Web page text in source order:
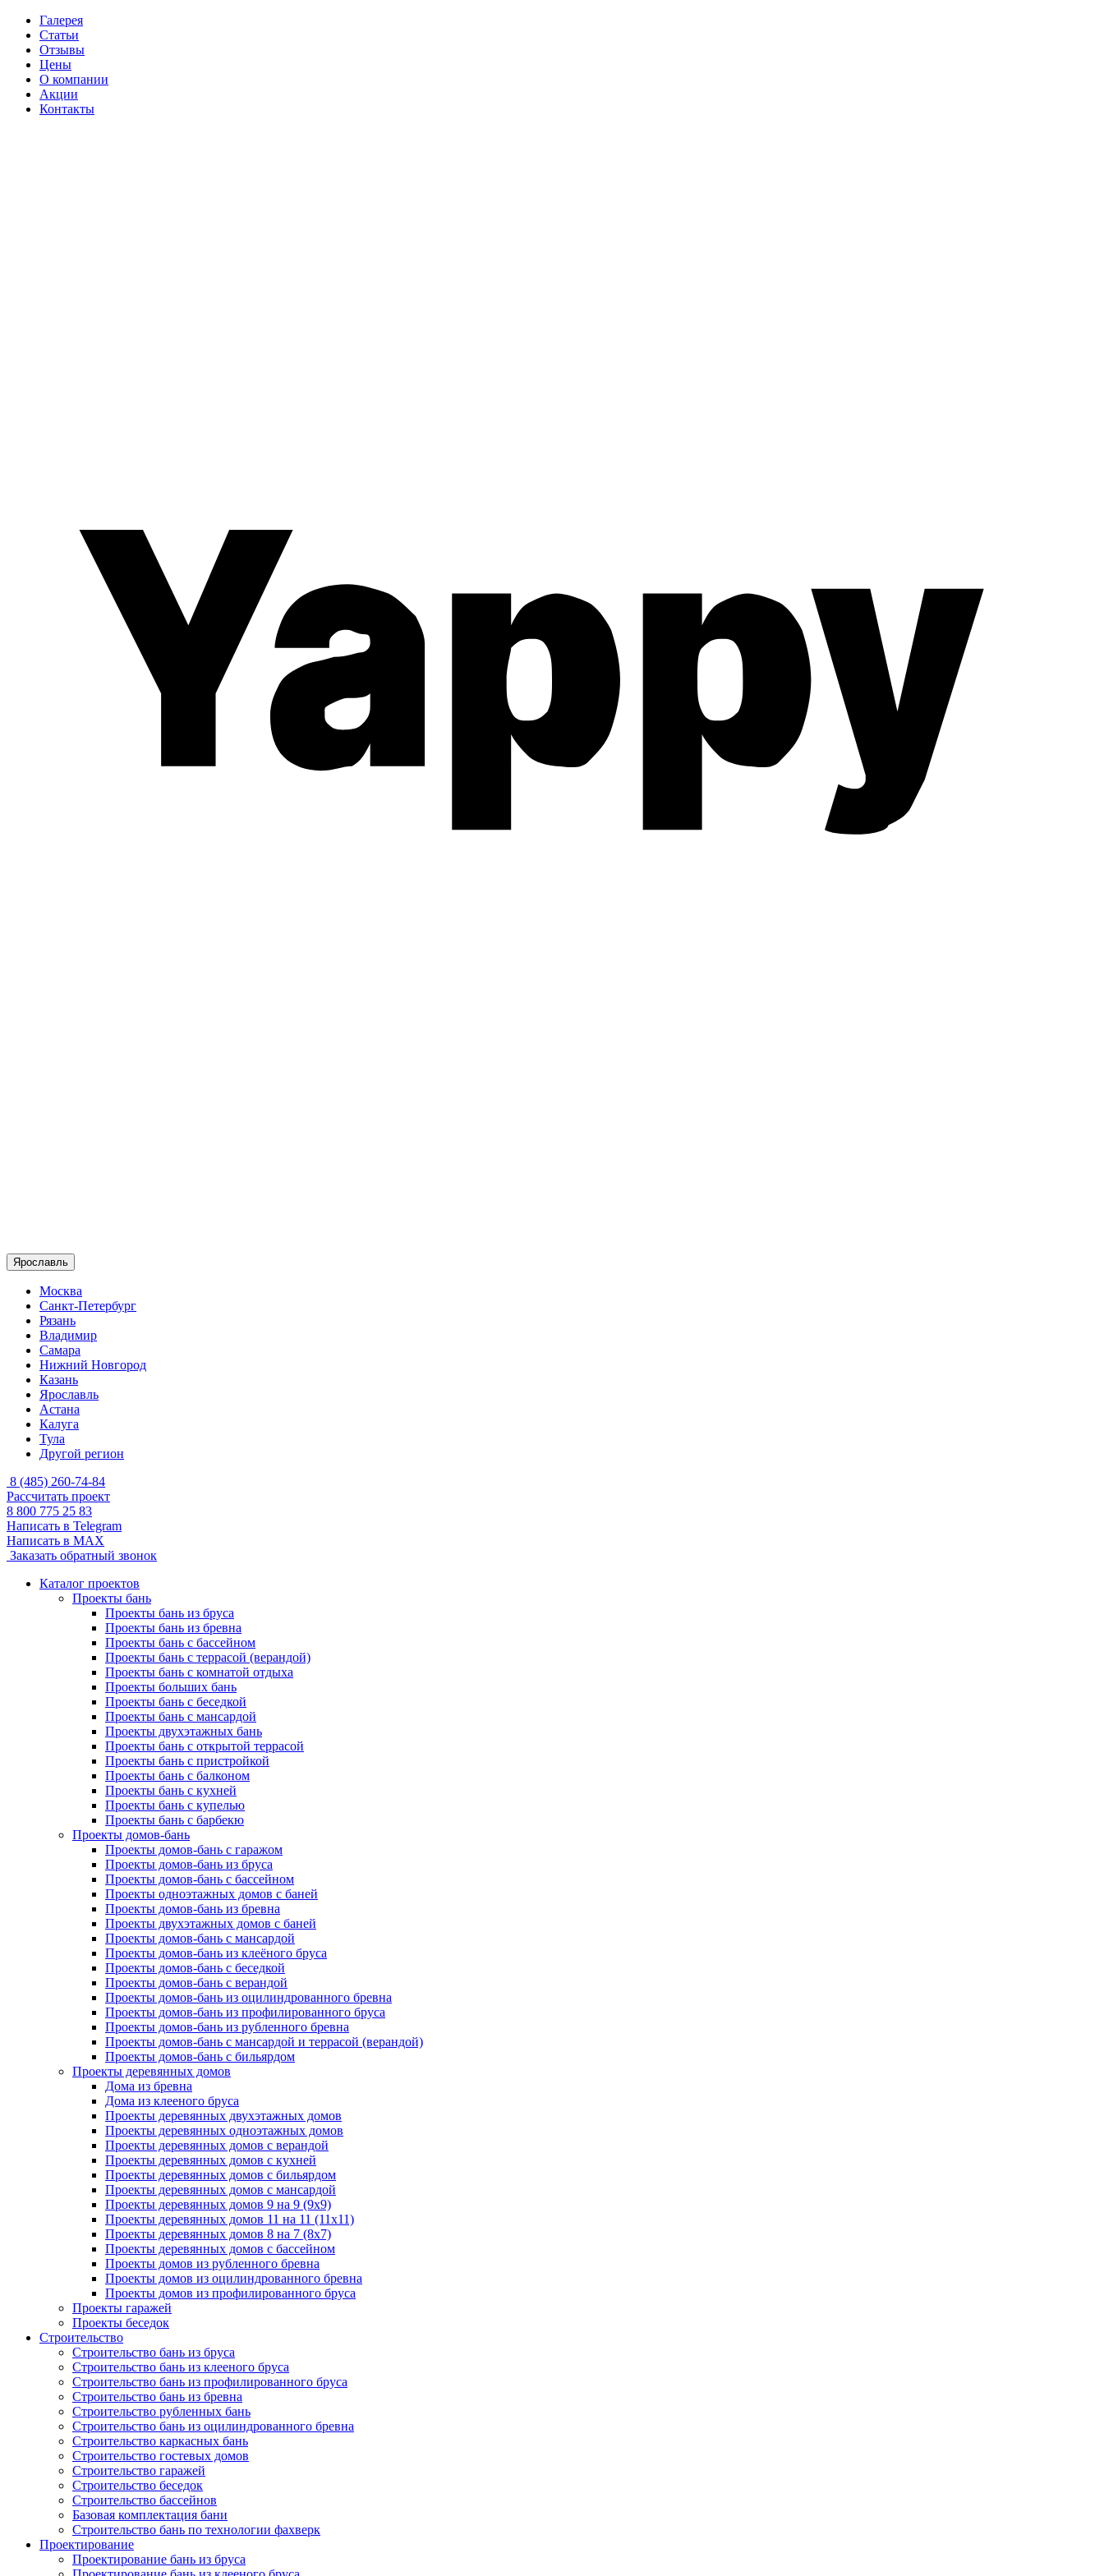
Галерея
Статьи
Отзывы
Цены
О компании
Акции
Контакты
Ярославль
Москва
Санкт-Петербург
Рязань
Владимир
Самара
Нижний Новгород
Казань
Ярославль
Астана
Калуга
Тула
Другой регион
8 (485) 260-74-84
Рассчитать проект
8 800 775 25 83
Написать в Telegram
Написать в MAX
Заказать обратный звонок
Каталог проектов
Проекты бань
Проекты бань из бруса
Проекты бань из бревна
Проекты бань с бассейном
Проекты бань с террасой (верандой)
Проекты бань с комнатой отдыха
Проекты больших бань
Проекты бань с беседкой
Проекты бань с мансардой
Проекты двухэтажных бань
Проекты бань с открытой террасой
Проекты бань с пристройкой
Проекты бань с балконом
Проекты бань с кухней
Проекты бань с купелью
Проекты бань с барбекю
Проекты домов-бань
Проекты домов-бань с гаражом
Проекты домов-бань из бруса
Проекты домов-бань с бассейном
Проекты одноэтажных домов с баней
Проекты домов-бань из бревна
Проекты двухэтажных домов с баней
Проекты домов-бань с мансардой
Проекты домов-бань из клеёного бруса
Проекты домов-бань с беседкой
Проекты домов-бань с верандой
Проекты домов-бань из оцилиндрованного бревна
Проекты домов-бань из профилированного бруса
Проекты домов-бань из рубленного бревна
Проекты домов-бань с мансардой и террасой (верандой)
Проекты домов-бань с бильярдом
Проекты деревянных домов
Дома из бревна
Дома из клееного бруса
Проекты деревянных двухэтажных домов
Проекты деревянных одноэтажных домов
Проекты деревянных домов с верандой
Проекты деревянных домов с кухней
Проекты деревянных домов с бильярдом
Проекты деревянных домов с мансардой
Проекты деревянных домов 9 на 9 (9x9)
Проекты деревянных домов 11 на 11 (11x11)
Проекты деревянных домов 8 на 7 (8x7)
Проекты деревянных домов с бассейном
Проекты домов из рубленного бревна
Проекты домов из оцилиндрованного бревна
Проекты домов из профилированного бруса
Проекты гаражей
Проекты беседок
Строительство
Строительство бань из бруса
Строительство бань из клееного бруса
Строительство бань из профилированного бруса
Строительство бань из бревна
Строительство рубленных бань
Строительство бань из оцилиндрованного бревна
Строительство каркасных бань
Строительство гостевых домов
Строительство гаражей
Строительство беседок
Строительство бассейнов
Базовая комплектация бани
Строительство бань по технологии фахверк
Проектирование
Проектирование бань из бруса